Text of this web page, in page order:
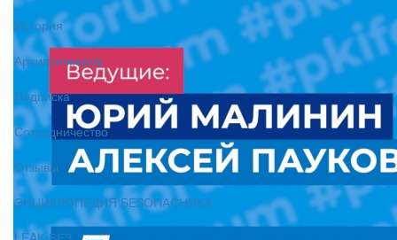
История
Архив номеров
Подписка
Сотрудничество
Отзывы
ЭНЦИКЛОПЕДИЯ БЕЗОПАСНИКА